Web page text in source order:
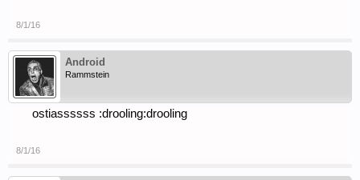
8/1/16
Android
Rammstein
ostiassssss :drooling:drooling
8/1/16